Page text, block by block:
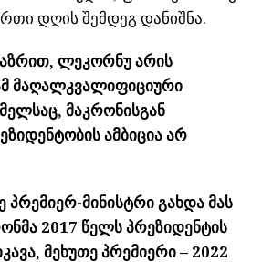
დღის შემდეგ დანიშნა.
ლეკორნუ არის
მაღალკვალიფიციური
მაკრონისგან
ამბიცია არ
მინისტრი გახდა მას
2017 წელს პრეზიდენტის
მეხუთე პრემიერი – 2022